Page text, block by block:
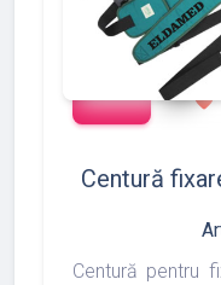
favorite
Centură
Centură pentru